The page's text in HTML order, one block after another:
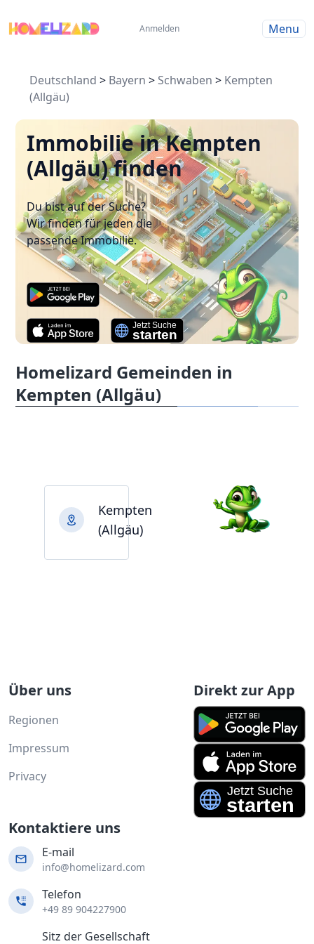
Anmelden Menu
Deutschland > Bayern > Schwaben > Kempten
(Allgäu)
Immobilie in Kempten
(Allgäu) finden
Du bist auf der Suche?
Wir finden für jeden die
passende Immobilie.
Homelizard Gemeinden in
Kempten (Allgäu)
Kempten
(Allgäu)
Über uns
Regionen
Impressum
Privacy
Direkt zur App
Kontaktiere uns
E-mail
info@homelizard.com
Telefon
+49 89 904227900
Sitz der Gesellschaft